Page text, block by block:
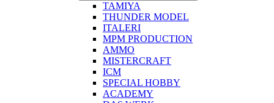
TAMIYA
THUNDER MODEL
ITALERI
MPM PRODUCTION
AMMO
MISTERCRAFT
ICM
SPECIAL HOBBY
ACADEMY